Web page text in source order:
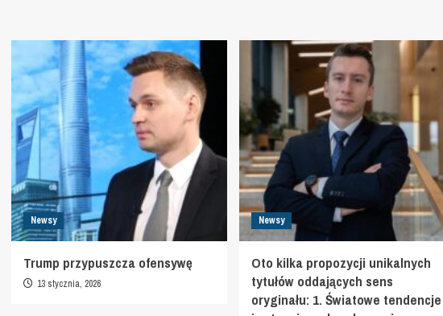
Newsy
Trump przypuszcza ofensywę
13 stycznia, 2026
Newsy
Oto kilka propozycji unikalnych
tytułów oddających sens
oryginału: 1. Światowe tendencje